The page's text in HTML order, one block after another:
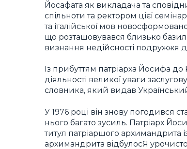
Йосафата як викладача та
спільноти та ректором цієї
та італійської мов
що розташовувався близько
визнання недійсності подружжя
Із прибуттям патріарха Йосифа
діяльності великої уваги
словника, який видав
У 1976 році він знову погодився
нього багато зусиль. Патріарх
титул патріаршого архимандрита
архимандрита відбулосЯ урочисто